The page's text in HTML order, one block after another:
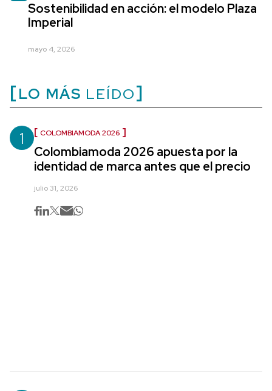
Sostenibilidad en acción: el modelo Plaza
Imperial
mayo 4, 2026
LO MÁS LEÍDO
1 COLOMBIAMODA 2026
Colombiamoda 2026 apuesta por la
identidad de marca antes que el precio
julio 31, 2026